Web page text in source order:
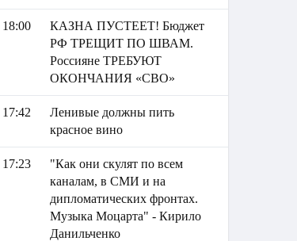
18:00
КАЗНА ПУСТЕЕТ! Бюджет
РФ ТРЕЩИТ ПО ШВАМ.
Россияне ТРЕБУЮТ
ОКОНЧАНИЯ «СВО»
17:42
Ленивые должны пить
красное вино
17:23
"Как они скулят по всем
каналам, в СМИ и на
дипломатических фронтах.
Музыка Моцарта" - Кирило
Данильченко